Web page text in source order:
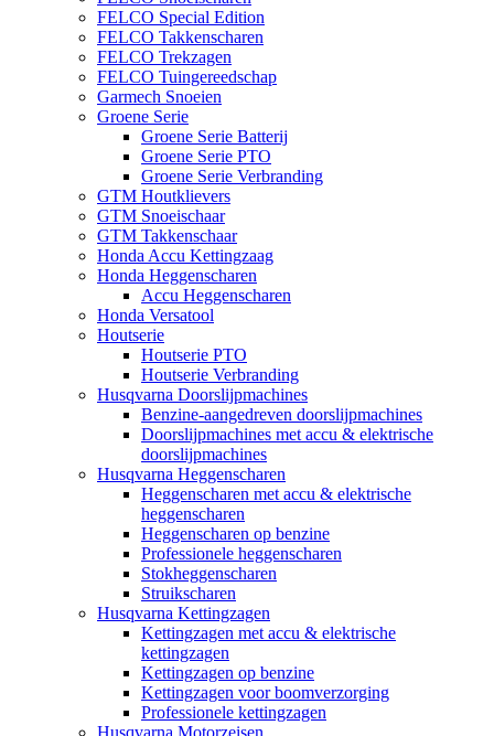
FELCO Special Edition
FELCO Takkenscharen
FELCO Trekzagen
FELCO Tuingereedschap
Garmech Snoeien
Groene Serie
Groene Serie Batterij
Groene Serie PTO
Groene Serie Verbranding
GTM Houtklievers
GTM Snoeischaar
GTM Takkenschaar
Honda Accu Kettingzaag
Honda Heggenscharen
Accu Heggenscharen
Honda Versatool
Houtserie
Houtserie PTO
Houtserie Verbranding
Husqvarna Doorslijpmachines
Benzine-aangedreven doorslijpmachines
Doorslijpmachines met accu & elektrische
doorslijpmachines
Husqvarna Heggenscharen
Heggenscharen met accu & elektrische
heggenscharen
Heggenscharen op benzine
Professionele heggenscharen
Stokheggenscharen
Struikscharen
Husqvarna Kettingzagen
Kettingzagen met accu & elektrische
kettingzagen
Kettingzagen op benzine
Kettingzagen voor boomverzorging
Professionele kettingzagen
Husqvarna Motorzeisen